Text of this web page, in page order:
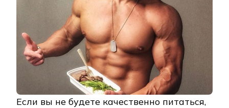
Если вы не будете качественно питаться,